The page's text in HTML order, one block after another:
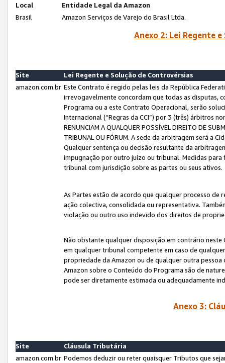
Local
Entidade Legal da Amazon
Brasil
Amazon Serviços de Varejo do Brasil Ltda.
Anexo 2: Lei Regente
Site
Lei Regente e Solução de Controvérsias
amazon.com.br Este Contrato é regido pelas leis da República
irrevogavelmente concordam que todas as disputas,
Programa ou a este Contrato Operacional, serão
Internacional (“Regras da CCI”) por 3 (três) árbitros
RENUNCIAM A QUALQUER POSSÍVEL DIREITO DE
TRIBUNAL OU FÓRUM. A sede da arbitragem será a
Qualquer sentença ou decisão resultante da
impugnação por outro juízo ou tribunal. Medidas
tribunal com jurisdição sobre as partes ou seus ativos.
As Partes estão de acordo que qualquer processo
ação colectiva, consolidada ou representativa.
violação ou outro uso indevido dos direitos de
Não obstante qualquer disposição em contrário
em qualquer tribunal competente em caso de
propriedade da Amazon ou de qualquer outra
Amazon sobre o Conteúdo do Programa são de
pode ser diretamente estimada ou adequadamente
Anexo 3:
Site
Cláusula Tributária
amazon.com.br Podemos deduzir ou reter quaisquer Tributos que